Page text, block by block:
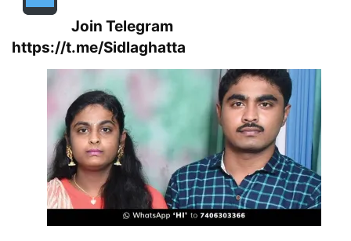
Join Telegram
https://t.me/Sidlaghatta